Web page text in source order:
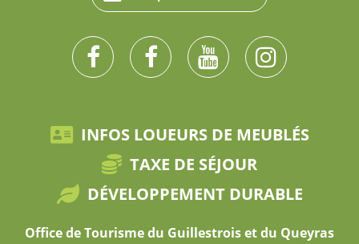
INFOS LOUEURS DE MEUBLÉS
TAXE DE SÉJOUR
DÉVELOPPEMENT DURABLE
Office de Tourisme du Guillestrois et du Queyras